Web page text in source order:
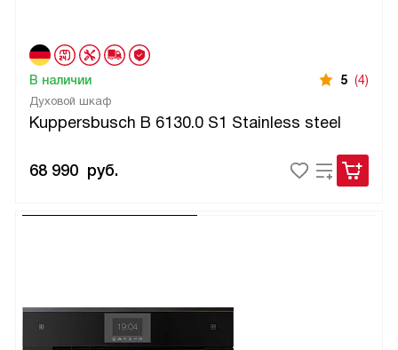
Духовой шкаф
Kuppersbusch B 6130.0 S1 Stainless steel
В наличии 5 (4)
68 990 руб.